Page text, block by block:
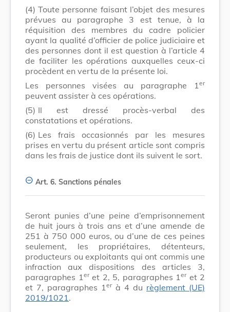
(4) Toute personne faisant l’objet des mesures
prévues au paragraphe 3 est tenue, à la
réquisition des membres du cadre policier
ayant la qualité d’officier de police judiciaire et
des personnes dont il est question à l’article 4
de faciliter les opérations auxquelles ceux-ci
procèdent en vertu de la présente loi.
Les personnes visées au paragraphe 1 er
peuvent assister à ces opérations.
(5) Il est dressé procès-verbal des
constatations et opérations.
(6) Les frais occasionnés par les mesures
prises en vertu du présent article sont compris
dans les frais de justice dont ils suivent le sort.
Art. 6. Sanctions pénales
Seront punies d’une peine d’emprisonnement
de huit jours à trois ans et d’une amende de
251 à 750 000 euros, ou d’une de ces peines
seulement, les propriétaires, détenteurs,
producteurs ou exploitants qui ont commis une
infraction aux dispositions des articles 3,
paragraphes 1 eret 2, 5, paragraphes 1 eret 2
et 7, paragraphes 1 erà 4 du règlement (UE)
2019/1021 .